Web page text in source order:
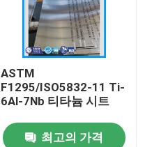
ASTM
F1295/ISO5832-11 Ti-
6Al-7Nb 티타늄 시트
최고의 가격